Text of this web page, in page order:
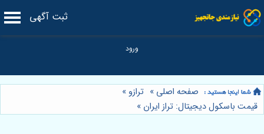
ثبت آگهی
صفحه اصلی » ترازو »
قیمت باسکول دیجیتال: تراز ایران »